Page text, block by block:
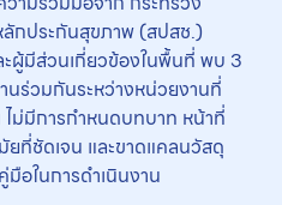
กประกันสุขภาพ (สปสช.)
ผู้มีส่วนเกี่ยวข้องในพื้นที่ พบ 3
ร่วมกันระหว่างหน่วยงานที่
ไม่มีการกำหนดบทบาท หน้าที่
ชัดเจน และขาดแคลนวัสดุ
ในการดำเนินงาน